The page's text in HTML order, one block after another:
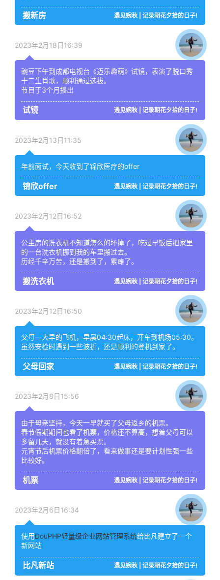
搬新房 遇见婉秋 | 记录朝花夕拾的日子!
2023年2月18日16:39
豌豆下午到成都电视台《迈乐趣萌》试镜，表演了脱口秀
十二生肖歌，顺利通过选拔。
节目于3个月播出
试镜 遇见婉秋 | 记录朝花夕拾的日子!
2023年2月13日11:35
年前面试，今天收到了锦欣医疗的offer
锦欣offer 遇见婉秋 | 记录朝花夕拾的日子!
2023年2月12日16:52
公主房的洗衣机不知道怎么的坏掉了，吃过早饭后把家里
的一台洗衣机挪到我的车里搬过去。
历经千辛万苦，还是搬到了，累瘫了。
搬洗衣机 遇见婉秋 | 记录朝花夕拾的日子!
2023年2月12日16:50
父母一大早的飞机，早晨04:30起床，开车到机场05:30。
虽然安检时遇到一些波折，还是顺利的登机到家了。
父母回家 遇见婉秋 | 记录朝花夕拾的日子!
2023年2月8日15:56
由于母亲坚持，今天一早就买了父母返乡的机票。
春节假期期间也看了机票，价格还不算高，想着父母可以
多留几天，就没有着急买票。
元宵节后机票价格翻倍了，看来做事还是要计划性强一些
比较好。
机票 遇见婉秋 | 记录朝花夕拾的日子!
2023年2月6日16:34
使用DouPHP轻量级企业网站管理系统给比凡建立了一个
新网站
比凡新站 遇见婉秋 | 记录朝花夕拾的日子!